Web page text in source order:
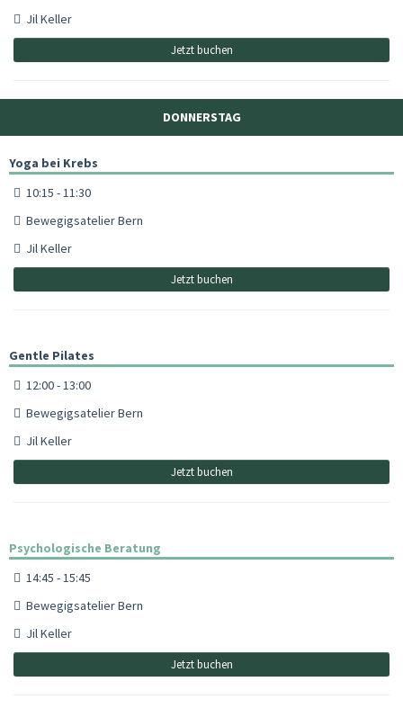
Jil Keller
Jetzt buchen
DONNERSTAG
Yoga bei Krebs
10:15 - 11:30
Bewegigsatelier Bern
Jil Keller
Jetzt buchen
Gentle Pilates
12:00 - 13:00
Bewegigsatelier Bern
Jil Keller
Jetzt buchen
Psychologische Beratung
14:45 - 15:45
Bewegigsatelier Bern
Jil Keller
Jetzt buchen